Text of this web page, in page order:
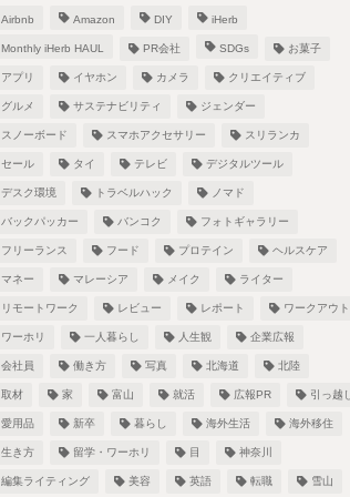
Airbnb Amazon DIY iHerb
Monthly iHerb HAUL PR会社 SDGs お菓子
アプリ イヤホン カメラ クリエイティブ
グルメ サステナビリティ ジェンダー
スノーボード スマホアクセサリー スリランカ
セール タイ テレビ デジタルツール
デスク環境 トラベルハック ノマド
バックパッカー バンコク フォトギャラリー
フリーランス フード プロテイン ヘルスケア
マネー マレーシア メイク ライター
リモートワーク レビュー レポート ワークアウト
ワーホリ 一人暮らし 人生観 企業広報
会社員 働き方 写真 北海道 北陸
取材 家 富山 就活 広報PR 引っ越し
愛用品 新卒 暮らし 海外生活 海外移住
生き方 留学・ワーホリ 目 神奈川
編集ライティング 美容 英語 転職 雪山